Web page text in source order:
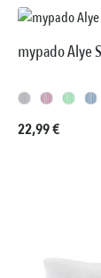
mypado Alye
Prezzo normale:
22,99 €